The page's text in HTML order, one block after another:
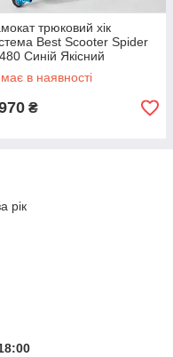
трюковий хік
Best Scooter Spider
Синій Якісний
дитячий самокат
в наявності
₴
рік